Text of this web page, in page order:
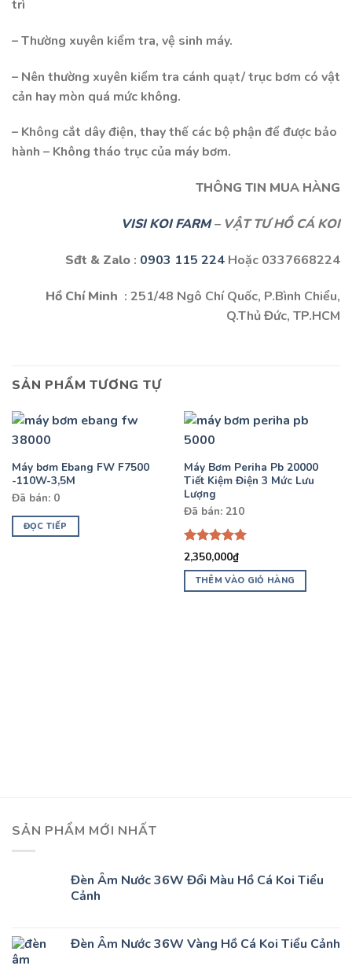
trì
– Thường xuyên kiểm tra, vệ sinh máy.
– Nên thường xuyên kiểm tra cánh quạt/ trục bơm có vật
cản hay mòn quá mức không.
– Không cắt dây điện, thay thế các bộ phận để được bảo
hành – Không tháo trục của máy bơm.
THÔNG TIN MUA HÀNG
VISI KOI FARM– VẬT TƯ HỒ CÁ KOI
Sđt & Zalo : 0903 115 224 Hoặc 0337668224
Hồ Chí Minh : 251/48 Ngô Chí Quốc, P.Bình Chiểu,
Q.Thủ Đức, TP.HCM
SẢN PHẨM TƯƠNG TỰ
Máy bơm Ebang FW F7500
-110W-3,5M
Đã bán: 0
ĐỌC TIẾP
Máy Bơm Periha Pb 20000
Tiết Kiệm Điện 3 Mức Lưu
Lượng
Đã bán: 210
Được xếp
hạng 5.00
5 sao
2,350,000₫
THÊM VÀO GIỎ HÀNG
SẢN PHẨM MỚI NHẤT
Đèn Âm Nước 36W Đổi Màu Hồ Cá Koi Tiểu
Cảnh
Đèn Âm Nước 36W Vàng Hồ Cá Koi Tiểu Cảnh